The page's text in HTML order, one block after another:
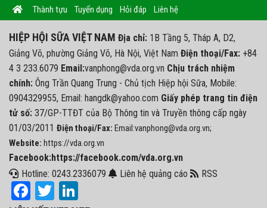
Thành tựu Tuyển dụng Hỏi đáp Liên hệ
HIỆP HỘI SỮA VIỆT NAM Địa chỉ: 1B Tầng 5, Tháp A, D2,
Giảng Võ, phường Giảng Võ, Hà Nội, Việt Nam Điện thoại/Fax: +84
4 3 233.6079 Email:vanphong@vda.org.vn Chịu trách nhiệm
chính: Ông Trần Quang Trung - Chủ tịch Hiệp hội Sữa, Mobile:
0904329955, Email: hangdk@yahoo.com Giấy phép trang tin điện
tử số: 37/GP-TTĐT của Bộ Thông tin và Truyền thông cấp ngày
01/03/2011 Điện thoại/Fax: Email:vanphong@vda.org.vn;
Website: https://vda.org.vn
Facebook:https://facebook.com/vda.org.vn
Hotline: 0243.2336079
Liên hệ quảng cáo RSS
Facebook
Twitter